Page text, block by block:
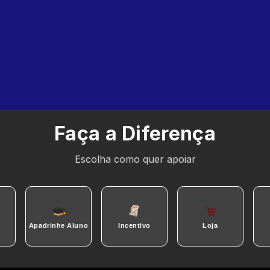
Faça a Diferença
Escolha como quer apoiar
Apadrinhe Aluno Incentivo Loja